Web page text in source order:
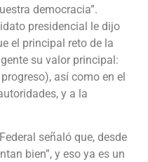
democracia”.
presidencial le dijo
el principal reto de la
su valor principal:
así como en el
y a la
señaló que, desde
bien”, y eso ya es un